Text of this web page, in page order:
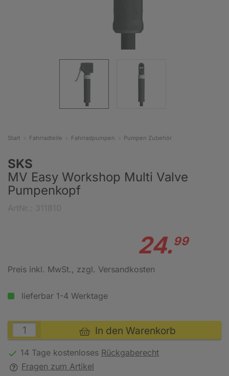
Start Fahrradteile Fahrradpumpen Pumpen Zubehör
SKS
MV Easy Workshop Multi Valve
Pumpenkopf
24.99
Preis inkl. MwSt., zzgl. Versandkosten
lieferbar 1-4 Werktage
In den Warenkorb
14 Tage kostenloses Rückgaberecht
Fragen zum Artikel